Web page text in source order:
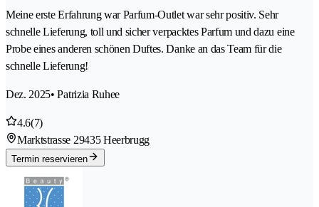
Meine erste Erfahrung war Parfum-Outlet war sehr positiv. Sehr
schnelle Lieferung, toll und sicher verpacktes Parfum und dazu eine
Probe eines anderen schönen Duftes. Danke an das Team für die
schnelle Lieferung!
Dez. 2025• Patrizia Ruhee
4.6(7)
Marktstrasse 29435 Heerbrugg
Termin reservieren